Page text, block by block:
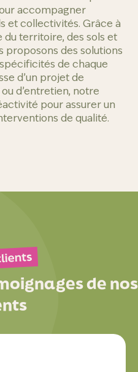
accompagner
et collectivités. Grâce à
territoire, des sols et
proposons des solutions
de chaque
d’un projet de
d’entretien, notre
pour assurer un
de qualité.
de nos